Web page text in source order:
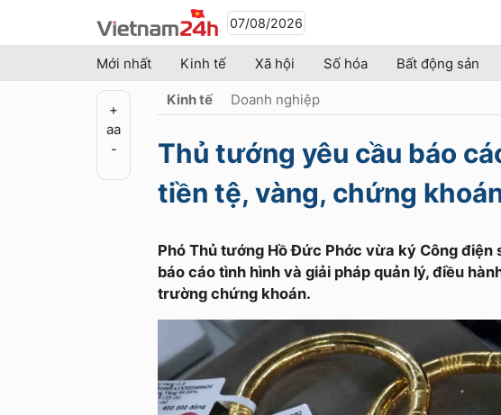
07/08/2026
Mới nhất Kinh tế Xã hội Số hóa Bất động sản
+
aa
-
Kinh tế Doanh nghiệp
Thủ tướng yêu cầu báo
tiền tệ, vàng, chứng
Phó Thủ tướng Hồ Đức Phớc vừa ký Công điện
báo cáo tình hình và giải pháp quản lý, điều
trường chứng khoán.